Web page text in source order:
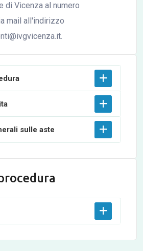
di Vicenza al numero
mail all'indirizzo
sulle aste